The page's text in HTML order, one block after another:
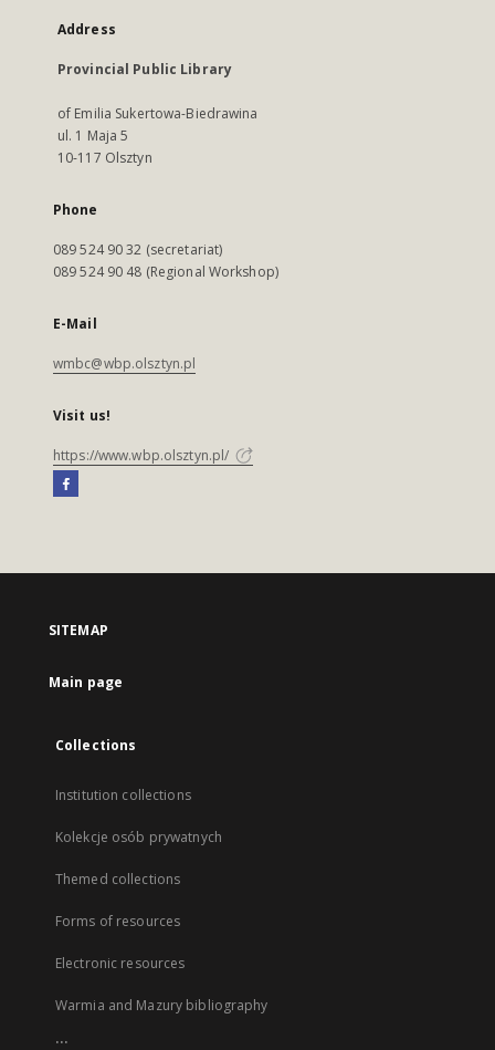
Address
Provincial Public Library
of Emilia Sukertowa-Biedrawina
ul. 1 Maja 5
10-117 Olsztyn
Phone
089 524 90 32 (secretariat)
089 524 90 48 (Regional Workshop)
E-Mail
wmbc@wbp.olsztyn.pl
Visit us!
https://www.wbp.olsztyn.pl/
SITEMAP
Main page
Collections
Institution collections
Kolekcje osób prywatnych
Themed collections
Forms of resources
Electronic resources
Warmia and Mazury bibliography
...